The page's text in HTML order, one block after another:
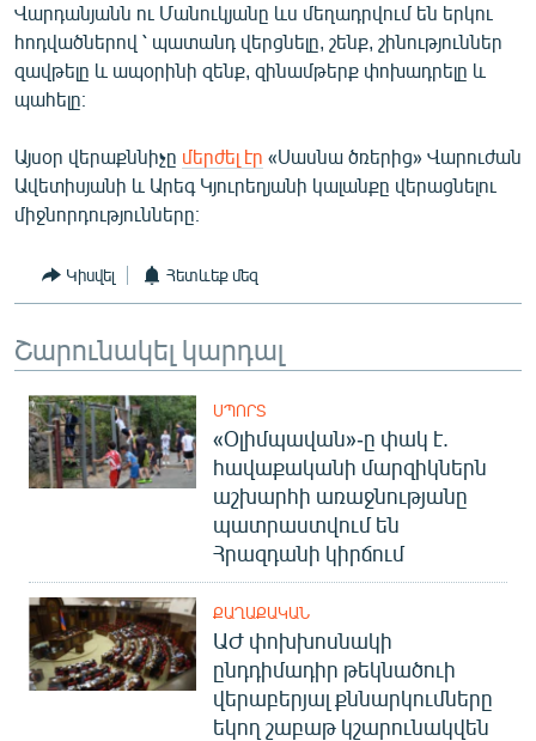
ՓՈԴՔԱՍԹ
Հայերեն
English
Русский
«Ազատության» բոլոր կայքերը
Վարդանյանն ու Մանուկյանը ևս մեղադրվում են երկու
հոդվածներով ՝ պատանդ վերցնելը, շենք, շինություններ
զավթելը և ապօրինի զենք, զինամթերք փոխադրելը և
պահելը։
Այսօր վերաքննիչը մերժել էր «Սասնա ծռերից» Վարուժան
Ավետիսյանի և Արեգ Կյուրեղյանի կալանքը վերացնելու
միջնորդությունները։
Կիսվել Հետևեք մեզ
Շարունակել կարդալ
ՍՊՈՐՏ
«Օլիմպավան»-ը փակ է.
հավաքականի մարզիկներն
աշխարհի առաջնությանը
պատրաստվում են
Հրազդանի կիրճում
ՔԱՂԱՔԱԿԱՆ
ԱԺ փոխխոսնակի
ընդդիմադիր թեկնածուի
վերաբերյալ քննարկումները
եկող շաբաթ կշարունակվեն